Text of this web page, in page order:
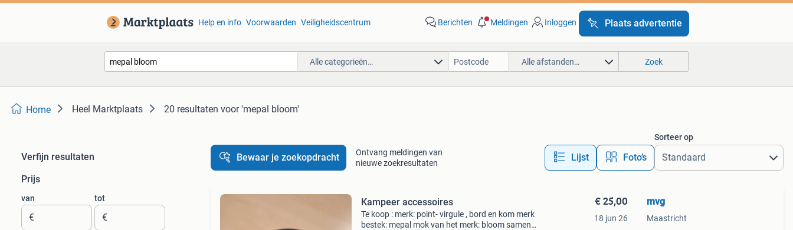
Help en info Voorwaarden Veiligheidscentrum Berichten Meldingen Inloggen Plaats advertentie
Alle categorieën… Alle afstanden… Zoek
Home Heel Marktplaats 20 resultaten voor 'mepal bloom'
Verfijn resultaten
Prijs
van
€
tot
€
Bewaar je zoekopdracht
Ontvang meldingen van
nieuwe zoekresultaten
Lijst Foto’s
Sorteer op
Kampeer accessoires
Te koop : merk: point- virgule , bord en kom merk
bestek: mepal mok van het merk: bloom samen
€ 25,00
18 jun 26
mvg
Maastricht